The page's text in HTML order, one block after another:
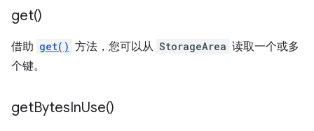
get()
借助 get() 方法，您可以从 StorageArea 读取一个或多
个键。
getBytesInUse()